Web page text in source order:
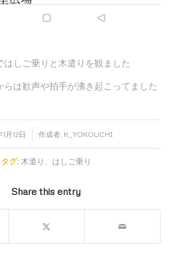
はしご乗りと木遣りを観ました
らは歓声や拍手が沸き起こってました
月12日 作成者: K_YOKOUCHI
タグ: 木遣り、はしご乗り
Share this entry